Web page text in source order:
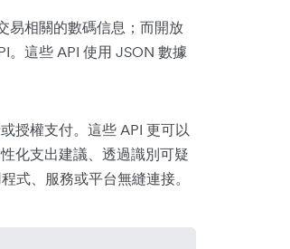
易相關的數碼信息；而開放
。這些 API 使用 JSON 數據
授權支付。這些 API 更可以
化支出建議、透過識別可疑
式、服務或平台無縫連接。